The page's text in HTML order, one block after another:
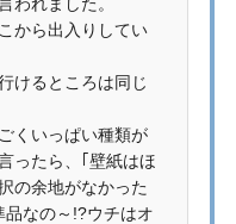
から出入りしてい
けるところは同じ
くいっぱい種類が
ったら、｢壁紙はほ
の余地がなかった
品なの～!?ウチはオ